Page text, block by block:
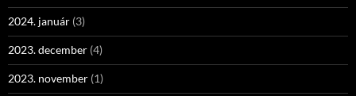
2024. január (3)
2023. december (4)
2023. november (1)